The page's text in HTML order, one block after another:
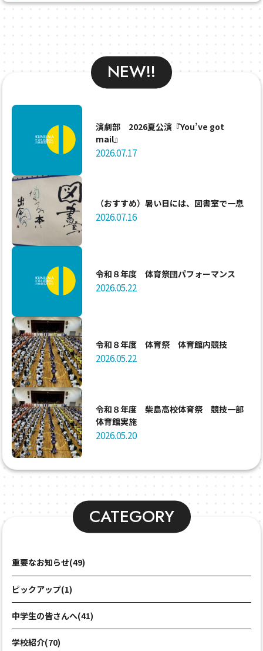
NEW!!
演劇部 2026夏公演『You’ve got
mail』
2026.07.17
（おすすめ）暑い日には、図書室で一息
2026.07.16
令和８年度 体育祭団パフォーマンス
2026.05.22
令和８年度 体育祭 体育館内競技
2026.05.22
令和８年度 柴島高校体育祭 競技一部
体育館実施
2026.05.20
CATEGORY
重要なお知らせ(49)
ピックアップ(1)
中学生の皆さんへ(41)
学校紹介(70)